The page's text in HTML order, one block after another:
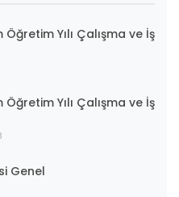
Yılı Çalışma ve İş
Yılı Çalışma ve İş
Genel